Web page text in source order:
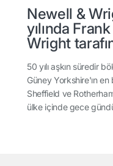
Newell &
yılında
Wright
50 yılı aşkın süredir
Güney Yorkshire'ın
Sheffield ve
ülke içinde gece